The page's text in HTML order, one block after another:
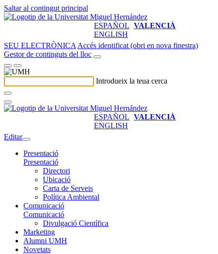
Saltar al contingut principal
ESPAÑOL VALENCIÀ
ENGLISH
SEU ELECTRÒNICA Accés identificat (obri en nova finestra)
Gestor de continguts del lloc
Introdueix la teua cerca
ESPAÑOL VALENCIÀ
ENGLISH
Editar
Presentació
Presentació
Directori
Ubicació
Carta de Serveis
Política Ambiental
Comunicació
Comunicació
Divulgació Científica
Marketing
Alumni UMH
Novetats